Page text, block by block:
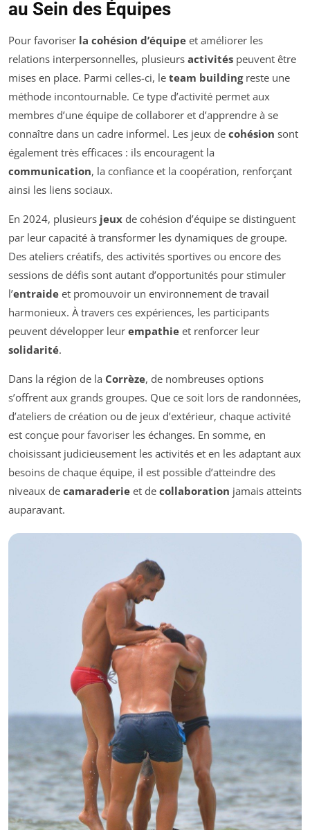
au Sein des Équipes
Pour favoriser la cohésion d’équipe et améliorer les
relations interpersonnelles, plusieurs activités peuvent être
mises en place. Parmi celles-ci, le team buildingreste une
méthode incontournable. Ce type d’activité permet aux
membres d’une équipe de collaborer et d’apprendre à se
connaître dans un cadre informel. Les jeux de cohésion sont
également très efficaces : ils encouragent la
communication, la confiance et la coopération, renforçant
ainsi les liens sociaux.
En 2024, plusieurs jeux de cohésion d’équipe se distinguent
par leur capacité à transformer les dynamiques de groupe.
Des ateliers créatifs, des activités sportives ou encore des
sessions de défis sont autant d’opportunités pour stimuler
l’entraide et promouvoir un environnement de travail
harmonieux. À travers ces expériences, les participants
peuvent développer leur empathie et renforcer leur
solidarité.
Dans la région de la Corrèze, de nombreuses options
s’offrent aux grands groupes. Que ce soit lors de randonnées,
d’ateliers de création ou de jeux d’extérieur, chaque activité
est conçue pour favoriser les échanges. En somme, en
choisissant judicieusement les activités et en les adaptant aux
besoins de chaque équipe, il est possible d’atteindre des
niveaux de camaraderie et de collaboration jamais atteints
auparavant.